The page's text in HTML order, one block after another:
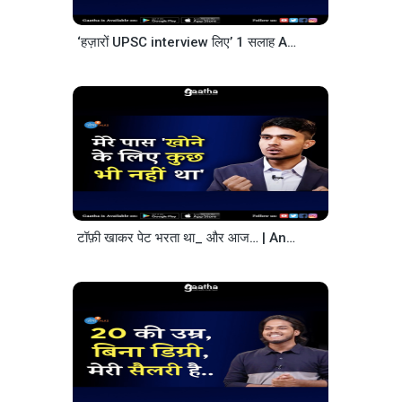
‘हज़ारों UPSC interview लिए’ 1 सलाह Aspirants को दूंगा कि..| Vijender Singh Chauhan |Josh Talks Hindi
टॉफ़ी खाकर पेट भरता था_ और आज… | Ankit Dev Arpan | Josh Talks Hindi